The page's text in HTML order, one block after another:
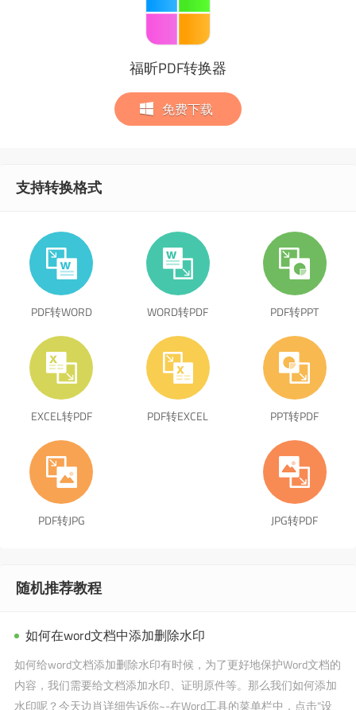
福昕PDF转换器
免费下载
支持转换格式
PDF转WORD WORD转PDF PDF转PPT
EXCEL转PDF PDF转EXCEL PPT转PDF
PDF转JPG JPG转PDF
随机推荐教程
如何在word文档中添加删除水印
如何给word文档添加删除水印有时候，为了更好地保护Word文档的
内容，我们需要给文档添加水印、证明原件等。那么我们如何添加
水印呢？今天边肖详细告诉你~-在Word工具的菜单栏中，点击“设